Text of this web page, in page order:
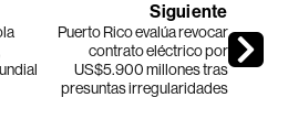
Siguiente
Puerto Rico evalúa revocar
contrato eléctrico por
US$5.900 millones tras
presuntas irregularidades